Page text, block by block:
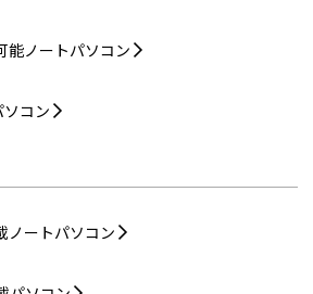
能ノートパソコン
ソコン
ノートパソコン